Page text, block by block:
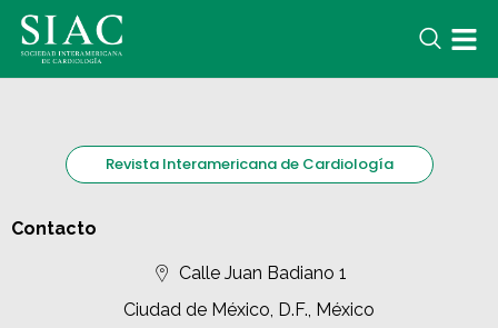
Revista Interamericana de Cardiología
Contacto
Calle Juan Badiano 1
Ciudad de México, D.F., México